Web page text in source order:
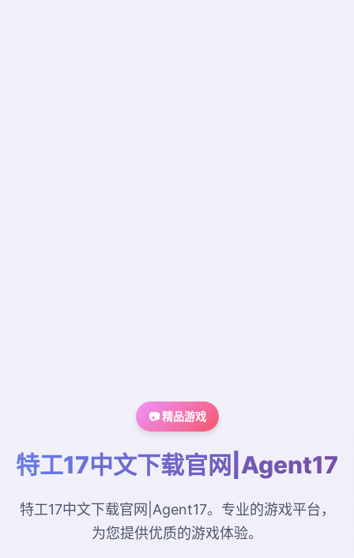
📷 精品游戏
特工17中文下载官网|Agent17
特工17中文下载官网|Agent17。专业的游戏平台，
为您提供优质的游戏体验。